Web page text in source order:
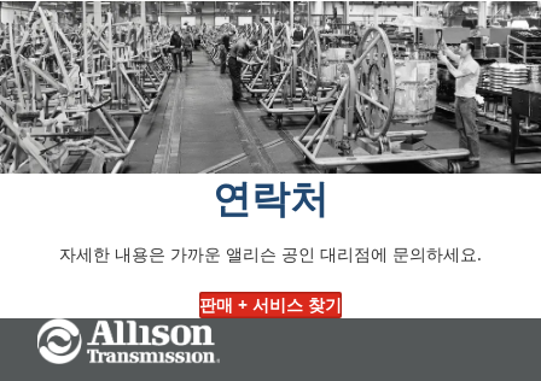
은 무엇이든 가능한 최고의 제품이어야 한다."
1917년: 제1차 세계대전이 선포된 다음 날, 제임스 앨리슨
은 스피드웨이 팀 컴퍼니에 레이싱과 관련된 모든 활동을 중
단하고 인디애나폴리스 500을 취소하라고 지시합니다. 스
피드웨이 팀 컴퍼니는 포병 및 전투 장비를 운반하기 위한
고속 크롤러 타입 트랙터, 항공기 엔진, 탱크 구성품, 탱크
트랙, 양산 슈퍼차저 및 감속 기어박스를 개발하여
전쟁 노력을 지원합니다.
1920년: 스피드웨이 팀 컴퍼니가 레이싱과 스피드웨이를 넘
(Allison Engineering Company)로 사명을 변경합니다. 앨
리슨은 미국 항공기 생산국으로부터 리버티 항공기 엔진으
로 인정받으며 품질에 대한 명성을 확고히 합니다. 1차 세계
1943년:제너럴 모터스의 앨리슨 부문은 전쟁 노력을 지원
하기 위해 여성이 직장에 합류하면서 전체 직원의 30%가 넘
는 여성 직원수를 기록합니다. 생산량은 한 달에 엔진 약
3,000대로 정점을 찍고 고용은 23,019명으로 사상 최고치
에 달했습니다.
전역에서 수백만의 승객을 수송하게 됩니다.
1956년: 제너럴 모터스의 앨리슨 사업부가 쉐보레 중형 트
럭용 앨리슨 유압 리타더를 통합한 6단 설계를 완성합니다.
또한 4요소 토크 컨버터, 전진 6단과 후진 1단을 사용하는
최초의 on-highway 자동 변속기인 CTP4를 출시합니다.
GM, Ford 및 Dodge 상용 트럭이 이 변속기가 장착된 차량
을 최초로 출시했습니다.
앨리슨이 중형 트럭용 최초의 자동 변속기인 새로
운 4단 AT540을 발표합니다.
기타 대형 off-highway 차량용 미국 최초의 완전 자동 변속
기인 CLTB750이 발표됩니다. 또한 전자동 변속기는 대부분
의 미 육군 트럭용 표준 파워트레인이 되어 앨리슨에게 중요
한 이정표가 되었습니다.
1975년: 1950년 이후 최초의 새로운 대중교통 코치 변속기
인 3단 전자동 V730이 발표됩니다. 이 변속기는 향후 북미
전역의 시내 버스 수십만 대에 동력을 공급하게 됩니다.
HT 747™ 변속기를 출시합니다. 같은 해에 차세대 대형 자
동 변속기인 DP-8962™를 선보입니다.
1983년: 앨리슨이 석유 및 천연가스 생산에 사용되는
CLT9880™ 변속기를 공개합니다.
캠핑카에 동력을 공급하고 있습니다.
1999년: 제너럴 모터스와 앨리슨 트랜스미션이 뉴욕 시 교
통국용 전기 하이브리드 버스 프로그램을 시작합니다. 또한
앨리슨 전기 구동 기술 개발 센터가 새로 설립됩니다.
2003년: 앨리슨 트랜스미션이 엔진, 변속기, 주물 및 구성품
을 설계/제조하는 제너럴 모터스 파워트레인 사업부와 합병
합니다. 앨리슨의 뉴욕 시 버스용 H 40/50 EP 전기 하이브
리드 추진 시스템이 생산을 시작합니다.
: 전년도 GM이 앨리슨 트랜스미션 매각 계획을 발표
한 후 Carlyle Group과 Onex Corporation이 앨리슨 트랜
스미션 사업부를 56억 달러에 인수하여 앨리슨 트랜스미션
2012년: 앨리슨 트랜스미션 홀딩스(Allison Transmission
Holdings Inc.)가 뉴욕증권거래소에서 ALSN 심볼로 거래를
시작합니다. CEO 로렌스 듀이(Lawrence E. Dewey)는 글로
벌 시장 리더십 확대, 신흥 시장 공략 강화, 신기술 및 신제
품 개발 집중, 강력한 재무 성과 제공 등 몇 가지 전략적 우
선순위를 추구할 것이라고 투자자들에게 발표합니다.
: 앨리슨의 인디애나폴리스 캠퍼스에 차량 전동화 +
환경 테스트 센터가 개설되어 계절과 동력에 구애 받지 않는
테스트가 가능해졌습니다. 또한 앨리슨은 대중교통 버스용
다. 중형 유통 및 배송 트럭용 3414 Regional Haul Series
변속기도 출시합니다. 10월에는 완전 전기 액슬인 eGen
Power 제품군을 출시하기 시작합니다.
연락처
자세한 내용은 가까운 앨리슨 공인 대리점에 문의하세요.
판매 + 서비스 찾기
Go Home